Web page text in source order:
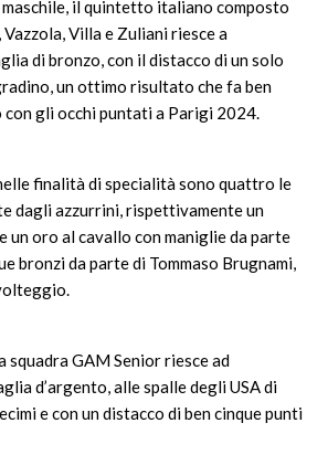
il quintetto italiano composto
Vazzola, Villa e Zuliani riesce a
di bronzo, con il distacco di un solo
un ottimo risultato che fa ben
gli occhi puntati a Parigi 2024.
finalità di specialità sono quattro le
dagli azzurrini, rispettivamente un
un oro al cavallo con maniglie da parte
bronzi da parte di Tommaso Brugnami,
squadra GAM Senior riesce ad
d’argento, alle spalle degli USA di
e con un distacco di ben cinque punti